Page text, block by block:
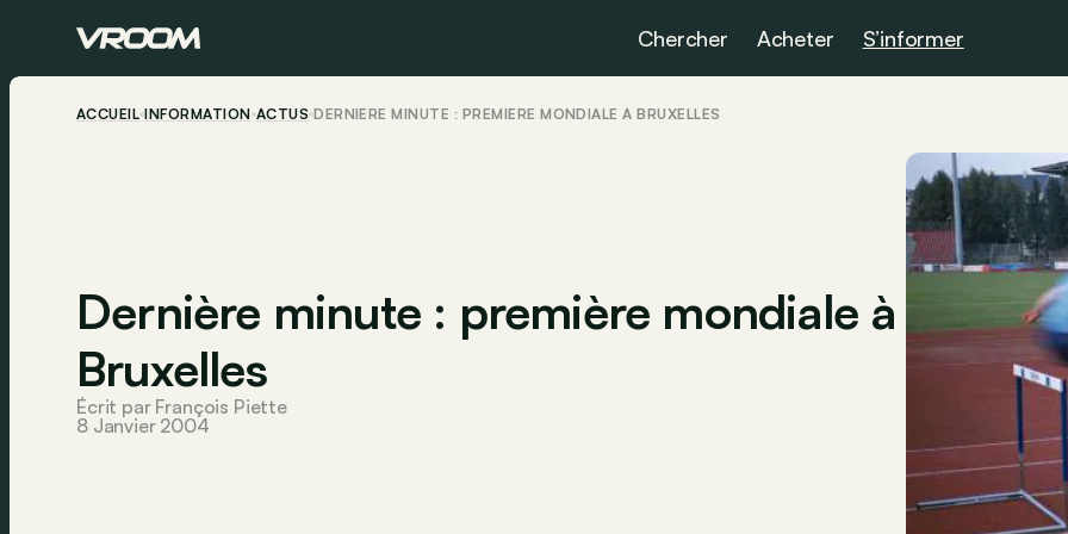
Chercher Acheter S’informer
ACCUEIL INFORMATION ACTUS DERNIÈRE MINUTE : PREMIÈRE MONDIALE À BRUXELLES
Dernière minute : première mondiale à
Bruxelles
Écrit par François Piette
8 Janvier 2004